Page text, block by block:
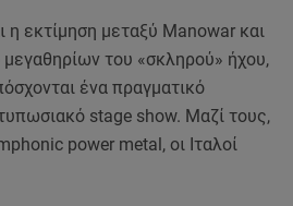
εκτίμηση μεταξύ Manowar και
του «σκληρού» ήχου,
ένα πραγματικό
stage show. Μαζί τους,
power metal, οι Ιταλοί